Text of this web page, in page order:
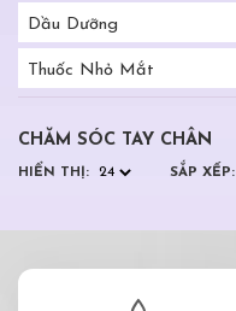
Dầu Dưỡng
Thuốc Nhỏ Mắt
CHĂM SÓC TAY CHÂN
HIỂN THỊ: SẮP XẾP: